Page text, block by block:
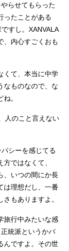
らせてもらった
ったことがある
すし。XANVALA
、内心すごくおも
くて、本当に中学
なものなので、な
。
人のこと言えない
シーを感じてる
ではなくて、
、いつの間にか長
は理想だし、一番
もありますよ。
旅行中みたいな感
統派というかバ
んですよ。その世